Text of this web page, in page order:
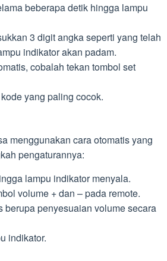
beberapa detik hingga lampu
3 digit angka seperti yang telah
indikator akan padam.
cobalah tekan tombol set
yang paling cocok.
menggunakan cara otomatis yang
pengaturannya:
lampu indikator menyala.
volume + dan – pada remote.
penyesuaian volume secara
indikator.